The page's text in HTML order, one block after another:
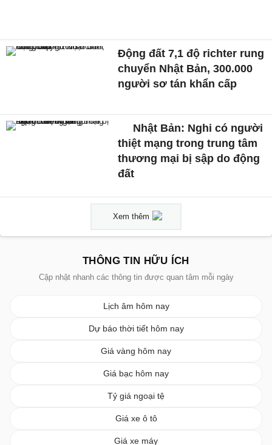
Động đất 7,1 độ richter rung
chuyển Nhật Bản, 300.000
người sơ tán khẩn cấp
Nhật Bản: Nghi có người
thiệt mạng trong trung tâm
thương mại bị sập do động
đất
Xem thêm
THÔNG TIN HỮU ÍCH
Cập nhật nhanh các thông tin được quan tâm mỗi ngày
Lịch âm hôm nay
Dự báo thời tiết hôm nay
Giá vàng hôm nay
Giá bạc hôm nay
Tỷ giá ngoại tệ
Giá xe ô tô
Giá xe máy